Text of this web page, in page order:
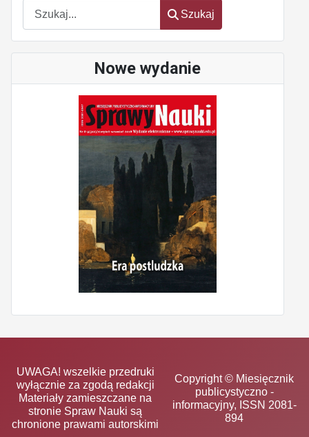
Szukaj
Szukaj
Nowe wydanie
UWAGA! wszelkie przedruki
wyłącznie za zgodą redakcji
Materiały zamieszczane na
stronie Spraw Nauki są
chronione prawami autorskimi
Copyright © Miesięcznik
publicystyczno -
informacyjny, ISSN 2081-
894